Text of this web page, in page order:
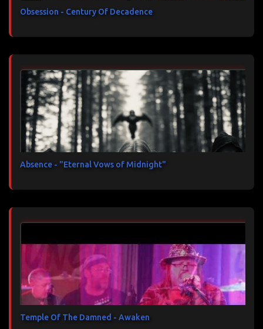
Obsession - Century Of Decadence
Absence - "Eternal Vows of Midnight"
Temple Of The Damned - Awaken